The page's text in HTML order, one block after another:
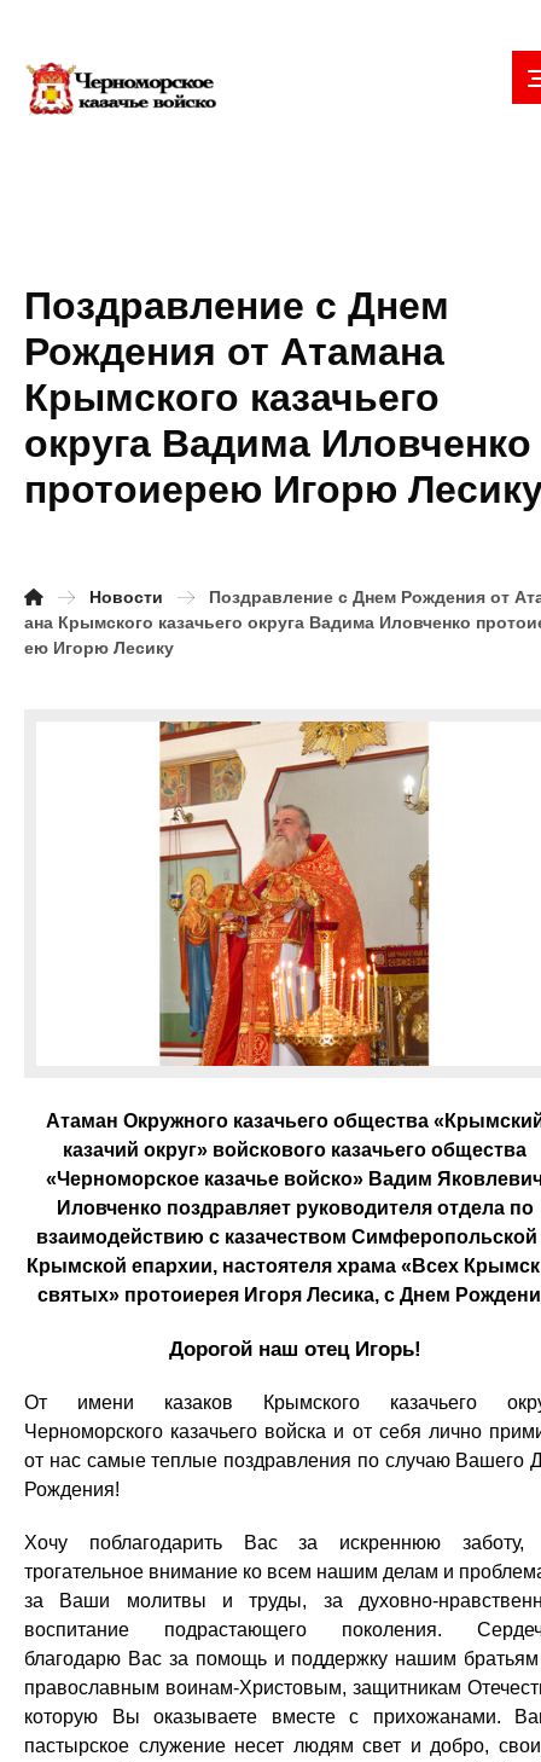
Поздравление с Днем
Рождения от Атамана
Крымского казачьего
округа Вадима Иловченко
протоиерею Игорю
Новости
Поздравление с Днем Рождения от
ана Крымского казачьего округа Вадима Иловченко
ею Игорю Лесику
Атаман Окружного казачьего общества
казачий округ» войскового казачьего общества
«Черноморское казачье войско» Вадим
Иловченко поздравляет руководителя отдела по
взаимодействию с казачеством Симферопольской
Крымской епархии, настоятеля храма «Всех
святых» протоиерея Игоря Лесика, с Днем
Дорогой наш отец Игорь!
От имени казаков Крымского казачьего
Черноморского казачьего войска и от себя лично
от нас самые теплые поздравления по случаю Вашего
Рождения!
Хочу поблагодарить Вас за искреннюю заботу,
трогательное внимание ко всем нашим делам и
за Ваши молитвы и труды, за духовно-
воспитание подрастающего поколения.
благодарю Вас за помощь и поддержку нашим
православным воинам-Христовым, защитникам
которую Вы оказываете вместе с прихожанами.
пастырское служение несет людям свет и добро,